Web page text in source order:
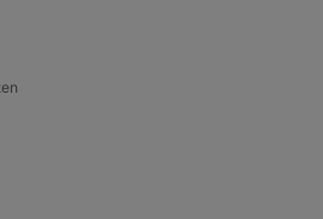
den Cloud-Adapter eingetragen. Leider